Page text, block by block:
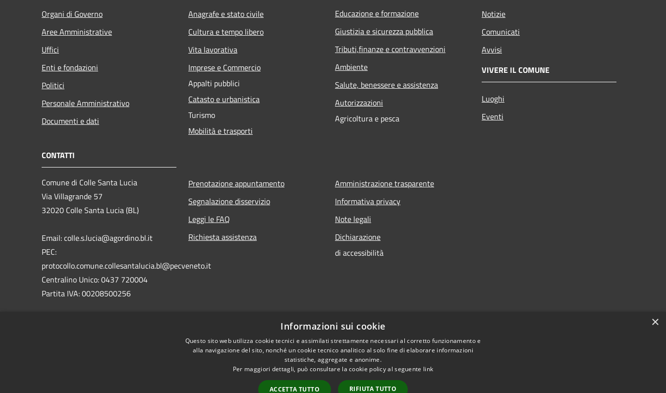
Organi di Governo
Aree Amministrative
Uffici
Enti e fondazioni
Politici
Personale Amministrativo
Documenti e dati
Anagrafe e stato civile
Cultura e tempo libero
Vita lavorativa
Imprese e Commercio
Appalti pubblici
Catasto e urbanistica
Turismo
Mobilità e trasporti
Educazione e formazione
Giustizia e sicurezza pubblica
Tributi,finanze e contravvenzioni
Ambiente
Salute, benessere e assistenza
Autorizzazioni
Agricoltura e pesca
Notizie
Comunicati
Avvisi
VIVERE IL COMUNE
Luoghi
Eventi
CONTATTI
Comune di Colle Santa Lucia
Via Villagrande 57
32020 Colle Santa Lucia (BL)
Email: colle.s.lucia@agordino.bl.it
PEC:
protocollo.comune.collesantalucia.bl@pecveneto.it
Centralino Unico: 0437 720004
Partita IVA: 00208500256
Prenotazione appuntamento
Segnalazione disservizio
Leggi le FAQ
Richiesta assistenza
Amministrazione trasparente
Informativa privacy
Note legali
Dichiarazione
di accessibilità
×
Informazioni sui cookie
Questo sito web utilizza cookie tecnici e assimilati strettamente necessari al corretto funzionamento e
alla navigazione del sito, nonché un cookie tecnico analitico al solo fine di elaborare informazioni
statistiche, aggregate e anonime.
Per maggiori dettagli, può consultare la cookie policy al seguente link
ACCETTA TUTTO RIFIUTA TUTTO